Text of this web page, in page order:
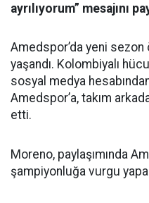
ayrılıyorum” mesajını
Amedspor’da yeni sezon
yaşandı. Kolombiyalı
sosyal medya
Amedspor’a, takım
etti.
Moreno, paylaşımında
şampiyonluğa vurgu